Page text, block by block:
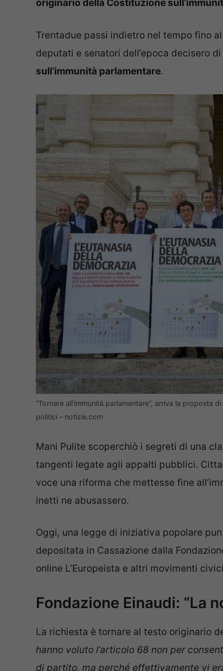
originario della Costituzione
Trentadue passi indietro nel tempo fino
deputati e senatori dell’epoca decisero di
sull’immunità parlamentare.
“Tornare all’immunità parlamentare”, arriva la
politici – notizie.com
Mani Pulite scoperchiò i segreti di una
tangenti legate agli appalti pubblici.
voce una riforma che mettesse fine
inetti ne abusassero.
Oggi, una legge di iniziativa popolare
depositata in Cassazione dalla
online L’Europeista e altri movimenti
Fondazione Einaudi: “La
La richiesta è tornare al testo originario
hanno voluto l’articolo 68 non per
di partito, ma perché effettivamente vi